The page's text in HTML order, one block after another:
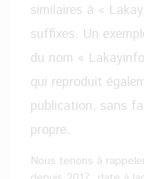
similaires à «
suffixes. Un
du nom «
qui reproduit
publication, sans
propre.
Nous tenons à